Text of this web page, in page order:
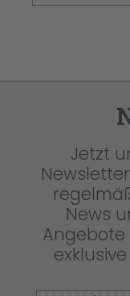
Jetzt
News
Angebote